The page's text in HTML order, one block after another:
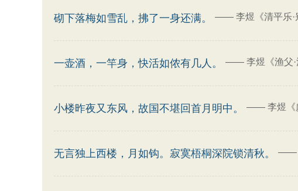
砌下落梅如雪乱，拂了一身还满。 —— 李煜《清平乐·
一壶酒，一竿身，快活如侬有几人。 —— 李煜《渔父
小楼昨夜又东风，故国不堪回首月明中。 —— 李煜《
无言独上西楼，月如钩。寂寞梧桐深院锁清秋。 ——